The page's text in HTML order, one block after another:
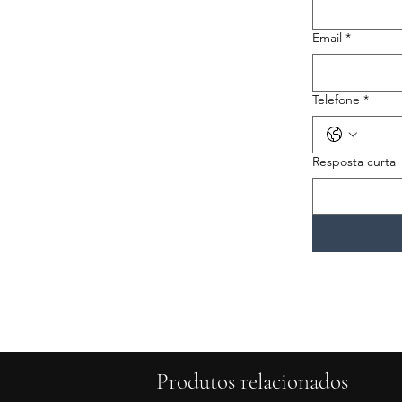
Email *
Telefone *
Resposta curta
Produtos relacionados